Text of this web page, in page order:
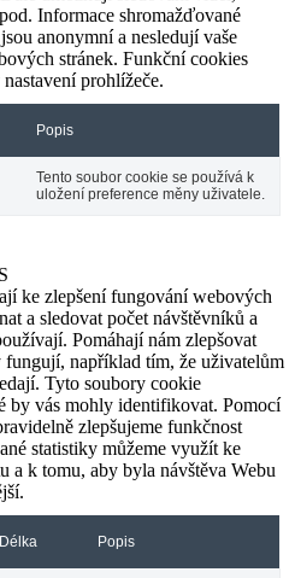
Informace shromažďované
anonymní a nesledují vaše
stránek. Funkční cookies
prohlížeče.
Popis
Tento soubor cookie se používá k
uložení preference měny uživatele.
ke zlepšení fungování webových
a sledovat počet návštěvníků a
Pomáhají nám zlepšovat
například tím, že uživatelům
Tyto soubory cookie
by vás mohly identifikovat. Pomocí
zlepšujeme funkčnost
statistiky můžeme využít ke
a k tomu, aby byla návštěva Webu
Délka Popis